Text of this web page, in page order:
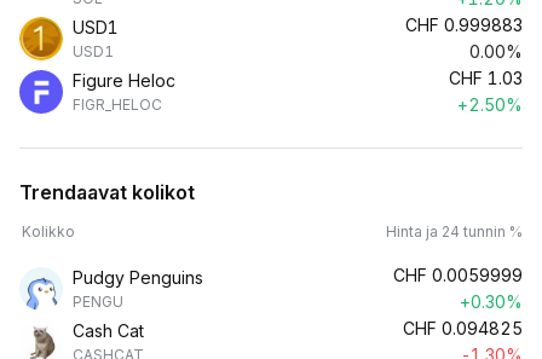
USD1
USD1
CHF 0.999883
0.00%
Figure Heloc
FIGR_HELOC
CHF 1.03
+2.50%
Trendaavat kolikot
Kolikko Hinta ja 24 tunnin %
Pudgy Penguins
PENGU
CHF 0.0059999
+0.30%
Cash Cat
CASHCAT
CHF 0.094825
-1.30%